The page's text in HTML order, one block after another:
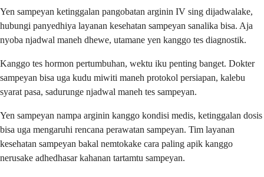
Yen sampeyan ketinggalan pangobatan arginin IV sing dijadwalake,
hubungi panyedhiya layanan kesehatan sampeyan sanalika bisa. Aja
nyoba njadwal maneh dhewe, utamane yen kanggo tes diagnostik.
Kanggo tes hormon pertumbuhan, wektu iku penting banget. Dokter
sampeyan bisa uga kudu miwiti maneh protokol persiapan, kalebu
syarat pasa, sadurunge njadwal maneh tes sampeyan.
Yen sampeyan nampa arginin kanggo kondisi medis, ketinggalan dosis
bisa uga mengaruhi rencana perawatan sampeyan. Tim layanan
kesehatan sampeyan bakal nemtokake cara paling apik kanggo
nerusake adhedhasar kahanan tartamtu sampeyan.